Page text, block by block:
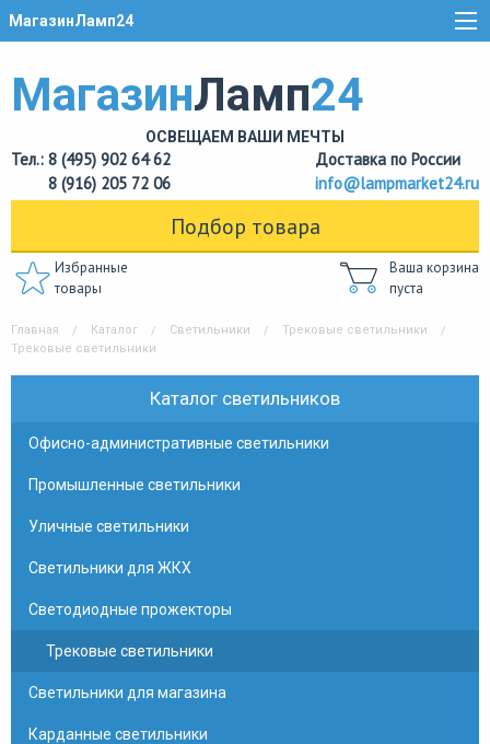
МагазинЛамп24
МагазинЛамп24
ОСВЕЩАЕМ ВАШИ МЕЧТЫ
Тел.: 8 (495) 902 64 62
8 (916) 205 72 06
Доставка по России
info@lampmarket24.ru
Подбор товара
Избранные
товары
Ваша корзина
пуста
Главная Каталог Светильники
Трековые светильники
Трековые светильники
Каталог светильников
Офисно-административные светильники
Промышленные светильники
Уличные светильники
Светильники для ЖКХ
Светодиодные прожекторы
Трековые светильники
Светильники для магазина
Карданные светильники